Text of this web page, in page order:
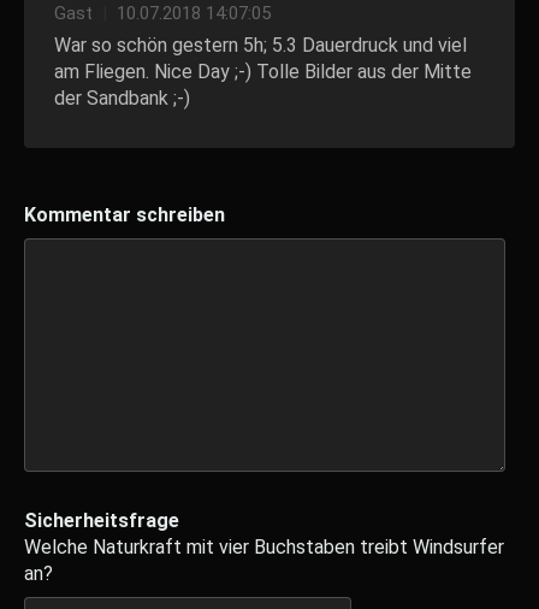
Gast 10.07.2018 14:07:05
War so schön gestern 5h; 5.3 Dauerdruck und viel
am Fliegen. Nice Day ;-) Tolle Bilder aus der Mitte
der Sandbank ;-)
Kommentar schreiben
Sicherheitsfrage
Welche Naturkraft mit vier Buchstaben treibt Windsurfer
an?